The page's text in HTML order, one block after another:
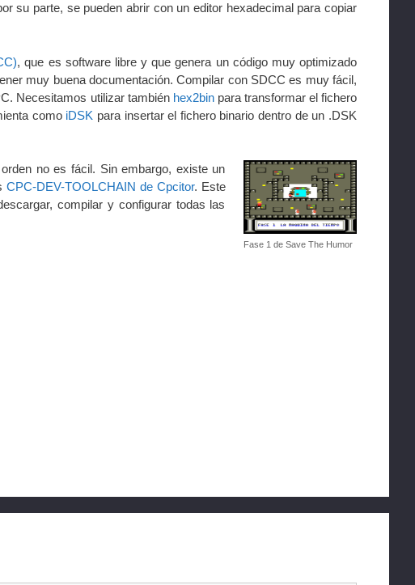
su parte, se pueden abrir con un editor hexadecimal para copiar
, que es software libre y que genera un código muy optimizado
muy buena documentación. Compilar con SDCC es muy fácil,
Necesitamos utilizar también hex2binpara transformar el fichero
como iDSK para insertar el fichero binario dentro de un .DSK
Fase 1 de Save The Humor
no es fácil. Sin embargo, existe un
CPC-DEV-TOOLCHAIN de Cpcitor. Este
compilar y configurar todas las